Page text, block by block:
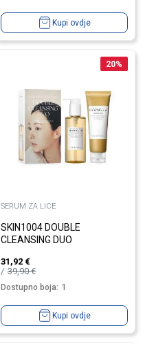
Kupi ovdje
20%
SERUM ZA LICE
SKIN1004 DOUBLE
CLEANSING DUO
31,92 €
39,90€
Dostupno boja: 1
Kupi ovdje